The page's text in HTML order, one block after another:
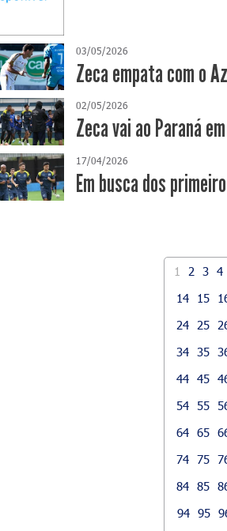
03/05/2026
Zeca empata com o
02/05/2026
Zeca vai ao Paraná
17/04/2026
​Em busca dos
1 2 3 4
14
15
24
25
34 35
44 45
54 55
64 65
74 75
84 85
94 95